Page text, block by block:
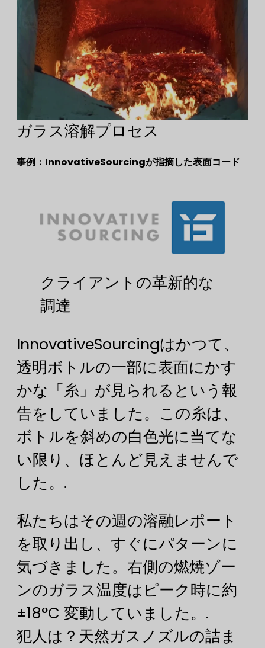
ガラス溶解プロセス
事例：InnovativeSourcingが指摘した表面コード
クライアントの革新的な
調達
InnovativeSourcingはかつて、
透明ボトルの一部に表面にかす
かな「糸」が見られるという報
告をしていました。この糸は、
ボトルを斜めの白色光に当てな
い限り、ほとんど見えませんで
した。.
私たちはその週の溶融レポート
を取り出し、すぐにパターンに
気づきました。右側の燃焼ゾー
ンのガラス温度はピーク時に約
±18°C 変動していました。.
犯人は？天然ガスノズルの詰ま